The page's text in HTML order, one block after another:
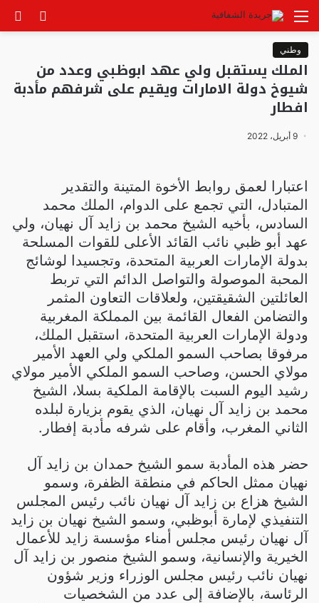
الوضع
القائمة
وطني
الملك يستقبل ولي عهد ابوظبي وعدد من
شيوخ دولة الامارات ويقيم على شرفهم مأدبة
افطار
9 أبريل، 2022
اعتبارا لعمق روابط الأخوة المتينة والتقدير
المتبادل، التي تجمع على الدوام، الملك محمد
السادس، بأخيه الشيخ محمد بن زايد آل نهيان، ولي
عهد أبو ظبي نائب القائد الأعلى للقوات المسلحة
بدولة الإمارات العربية المتحدة، وتجسيدا لوشائج
المحبة الموصولة والتواصل الدائم التي تربط
العائلتين الشقيقتين، ولعلاقات التعاون المثمر
والتضامن الفعال القائمة بين المملكة المغربية
ودولة الإمارات العربية المتحدة، استقبل الملك،
مرفوقا بصاحب السمو الملكي ولي العهد الأمير
مولاي الحسن، وصاحب السمو الملكي الأمير مولاي
رشيد اليوم السبت بالإقامة الملكية بسلا، الشيخ
محمد بن زايد آل نهيان، الذي يقوم بزيارة لبلده
الثاني المغرب، وأقام على شرفه مأدبة إفطار.
حضر هذه المأدبة سمو الشيخ حمدان بن زايد آل
نهيان ممثل الحاكم في منطقة الظفرة، وسمو
الشيخ هزاع بن زايد آل نهيان نائب رئيس المجلس
التنفيذي لإمارة أبوظبي، وسمو الشيخ نهيان بن زايد
آل نهيان رئيس مجلس أمناء مؤسسة زايد للأعمال
الخيرية والإنسانية، وسمو الشيخ منصور بن زايد آل
نهيان نائب رئيس مجلس الوزراء وزير شؤون
الرئاسة، بالإضافة إلى عدد من الشخصيات